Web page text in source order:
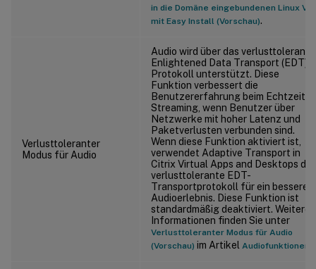
in die Domäne eingebundenen Linux
mit Easy Install (Vorschau).
Verlusttoleranter
Modus für Audio
Audio wird über das verlusttolerante
Enlightened Data Transport (EDT)-
Protokoll unterstützt. Diese
Funktion verbessert die
Benutzererfahrung beim Echtzeit-
Streaming, wenn Benutzer über
Netzwerke mit hoher Latenz und
Paketverlusten verbunden sind.
Wenn diese Funktion aktiviert ist,
verwendet Adaptive Transport in
Citrix Virtual Apps and Desktops das
verlusttolerante EDT-
Transportprotokoll für ein besseres
Audioerlebnis. Diese Funktion ist
standardmäßig deaktiviert. Weitere
Informationen finden Sie unter
Verlusttoleranter Modus für Audio
(Vorschau) im Artikel Audiofunktionen